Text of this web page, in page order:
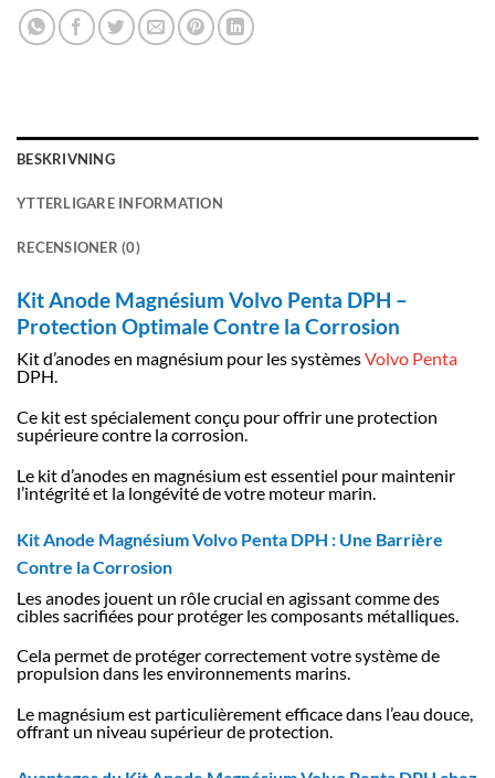
BESKRIVNING
YTTERLIGARE INFORMATION
RECENSIONER (0)
Kit Anode Magnésium Volvo Penta DPH –
Protection Optimale Contre la Corrosion
Kit d’anodes en magnésium pour les systèmesVolvo Penta
DPH.
Ce kit est spécialement conçu pour offrir une protection
supérieure contre la corrosion.
Le kit d’anodes en magnésium est essentiel pour maintenir
l’intégrité et la longévité de votre moteur marin.
Kit Anode Magnésium Volvo Penta DPH : Une Barrière
Contre la Corrosion
Les anodes jouent un rôle crucial en agissant comme des
cibles sacrifiées pour protéger les composants métalliques.
Cela permet de protéger correctement votre système de
propulsion dans les environnements marins.
Le magnésium est particulièrement efficace dans l’eau douce,
offrant un niveau supérieur de protection.